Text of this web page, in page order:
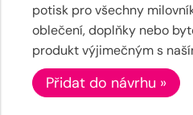
potisk pro všechny
oblečení, doplňky nebo
produkt výjimečným s
Přidat do návrhu »